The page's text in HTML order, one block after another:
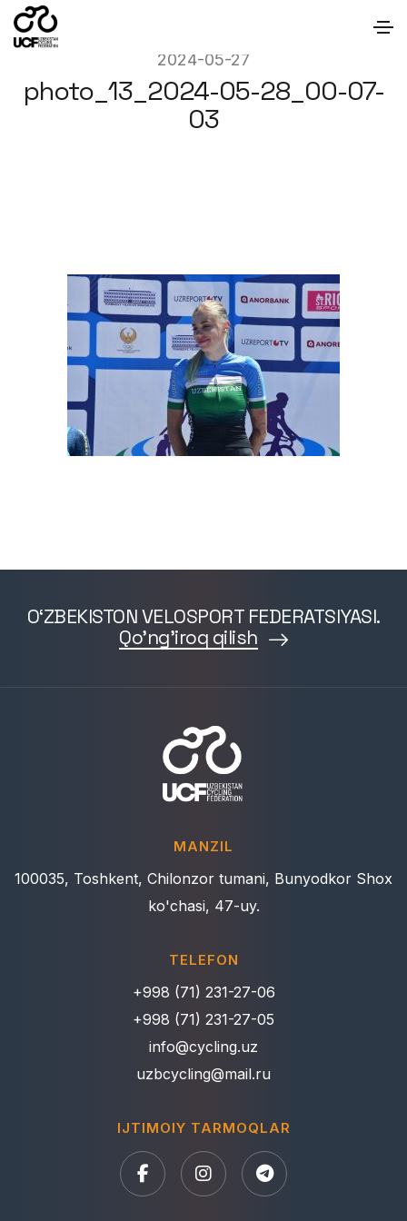
2024-05-27
photo_13_2024-05-28_00-07-
03
O‘ZBEKISTON VELOSPORT FEDERATSIYASI.
Qo'ng'iroq qilish
MANZIL
100035, Toshkent, Chilonzor tumani, Bunyodkor Shox
ko'chasi, 47-uy.
TELEFON
+998 (71) 231-27-06
+998 (71) 231-27-05
info@cycling.uz
uzbcycling@mail.ru
IJTIMOIY TARMOQLAR